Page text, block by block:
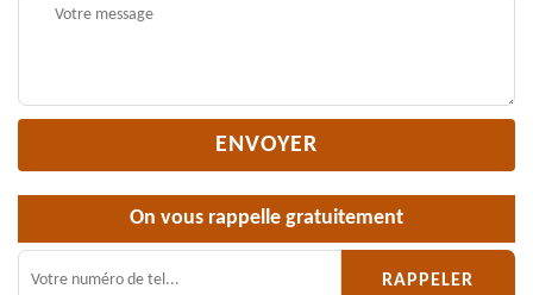
On vous rappelle gratuitement